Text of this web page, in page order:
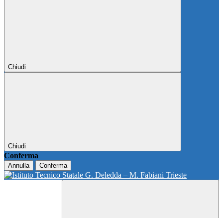
Chiudi
Chiudi
Conferma
Annulla Conferma